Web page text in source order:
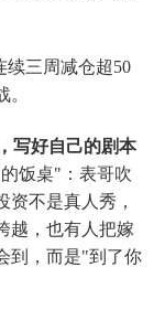
续三周减仓超50
写好自己的剧本
饭桌"：表哥吹
资不是真人秀，
越，也有人把嫁
到，而是"到了你